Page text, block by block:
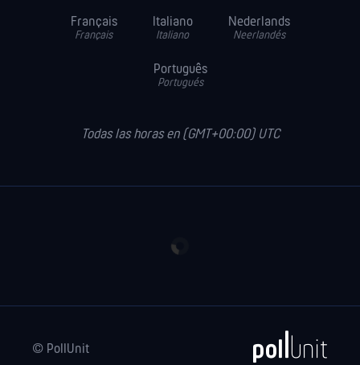
Français
Français
Italiano
Italiano
Nederlands
Neerlandés
Português
Portugués
Todas las horas en (GMT+00:00) UTC
© PollUnit